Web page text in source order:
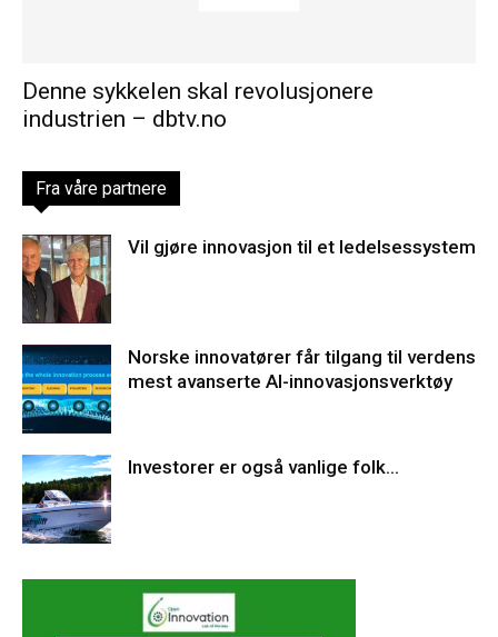
Denne sykkelen skal revolusjonere
industrien – dbtv.no
Fra våre partnere
Vil gjøre innovasjon til et ledelsessystem
Norske innovatører får tilgang til verdens
mest avanserte AI-innovasjonsverktøy
Investorer er også vanlige folk…